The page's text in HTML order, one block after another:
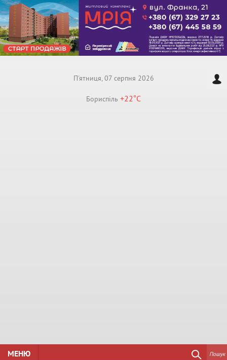
П'ятниця, 07 серпня 2026
Бориспiль +22°C
МЕНЮ Пошук